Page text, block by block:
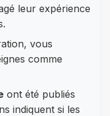
leur expérience
vous
comme
ont été publiés
indiquent si les